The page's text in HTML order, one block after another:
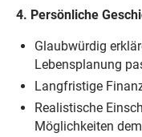
4. Persönliche
Glaubwürdig
Lebensplanung
Langfristige
Realistische
Möglichkeiten